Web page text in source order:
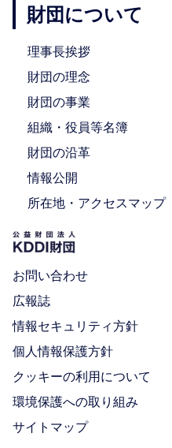
財団について
理事長挨拶
財団の理念
財団の事業
組織・役員等名簿
財団の沿革
情報公開
所在地・アクセスマップ
お問い合わせ
広報誌
情報セキュリティ方針
個人情報保護方針
クッキーの利用について
環境保護への取り組み
サイトマップ